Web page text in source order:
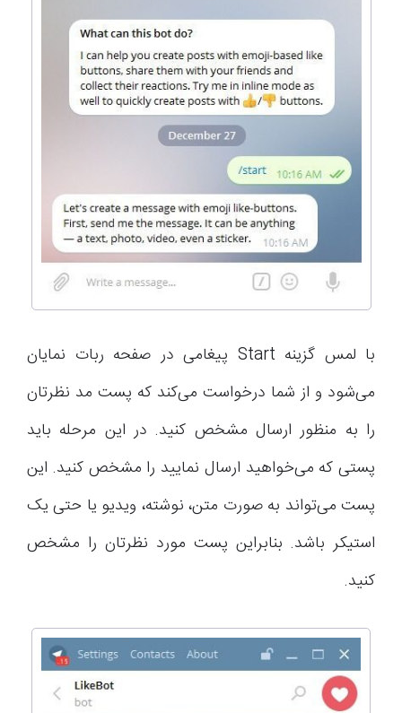
با لمس گزینه Start پیغامی در صفحه ربات نمایان
می‌شود و از شما درخواست می‌کند که پست مد نظرتان
را به منظور ارسال مشخص کنید. در این مرحله باید
پستی که می‌خواهید ارسال نمایید را مشخص کنید. این
پست می‌تواند به صورت متن، نوشته، ویدیو یا حتی یک
استیکر باشد. بنابراین پست مورد نظرتان را مشخص
کنید.